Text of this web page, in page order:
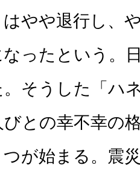
やや退行し、
ったという。
そうした「ハ
との幸不幸の
が始まる。震